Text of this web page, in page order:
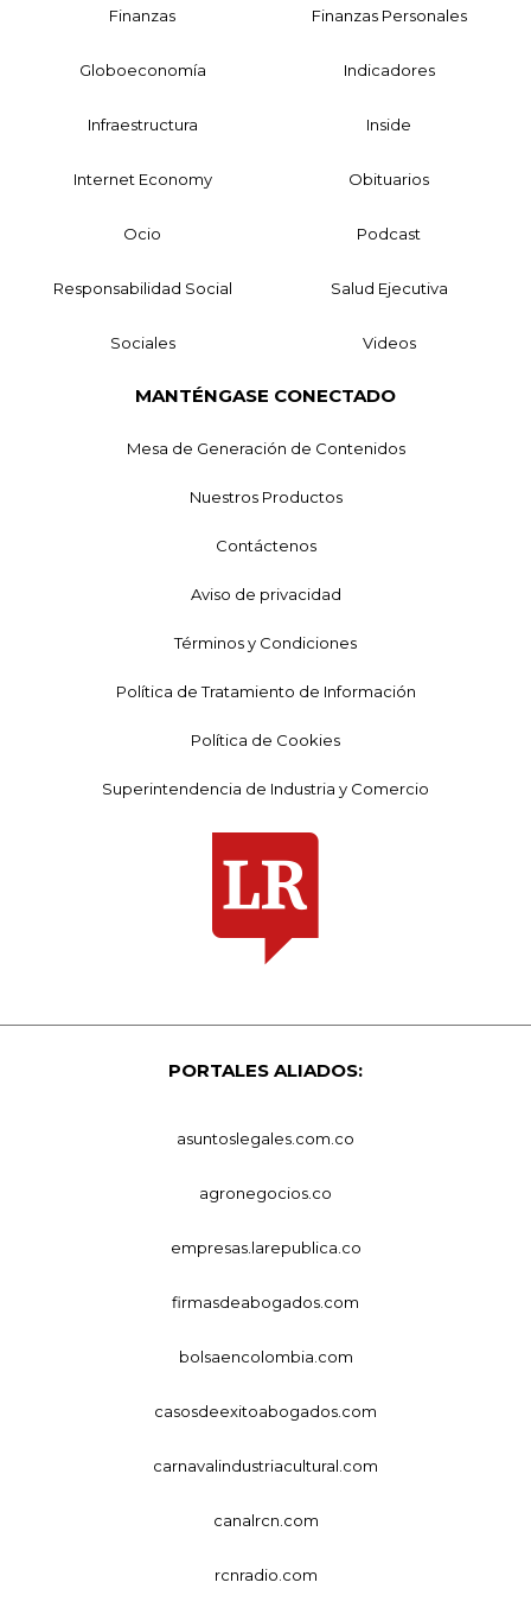
Finanzas Finanzas Personales
Globoeconomía Indicadores
Infraestructura Inside
Internet Economy Obituarios
Ocio Podcast
Responsabilidad Social Salud Ejecutiva
Sociales Videos
MANTÉNGASE CONECTADO
Mesa de Generación de Contenidos
Nuestros Productos
Contáctenos
Aviso de privacidad
Términos y Condiciones
Política de Tratamiento de Información
Política de Cookies
Superintendencia de Industria y Comercio
PORTALES ALIADOS:
asuntoslegales.com.co
agronegocios.co
empresas.larepublica.co
firmasdeabogados.com
bolsaencolombia.com
casosdeexitoabogados.com
carnavalindustriacultural.com
canalrcn.com
rcnradio.com